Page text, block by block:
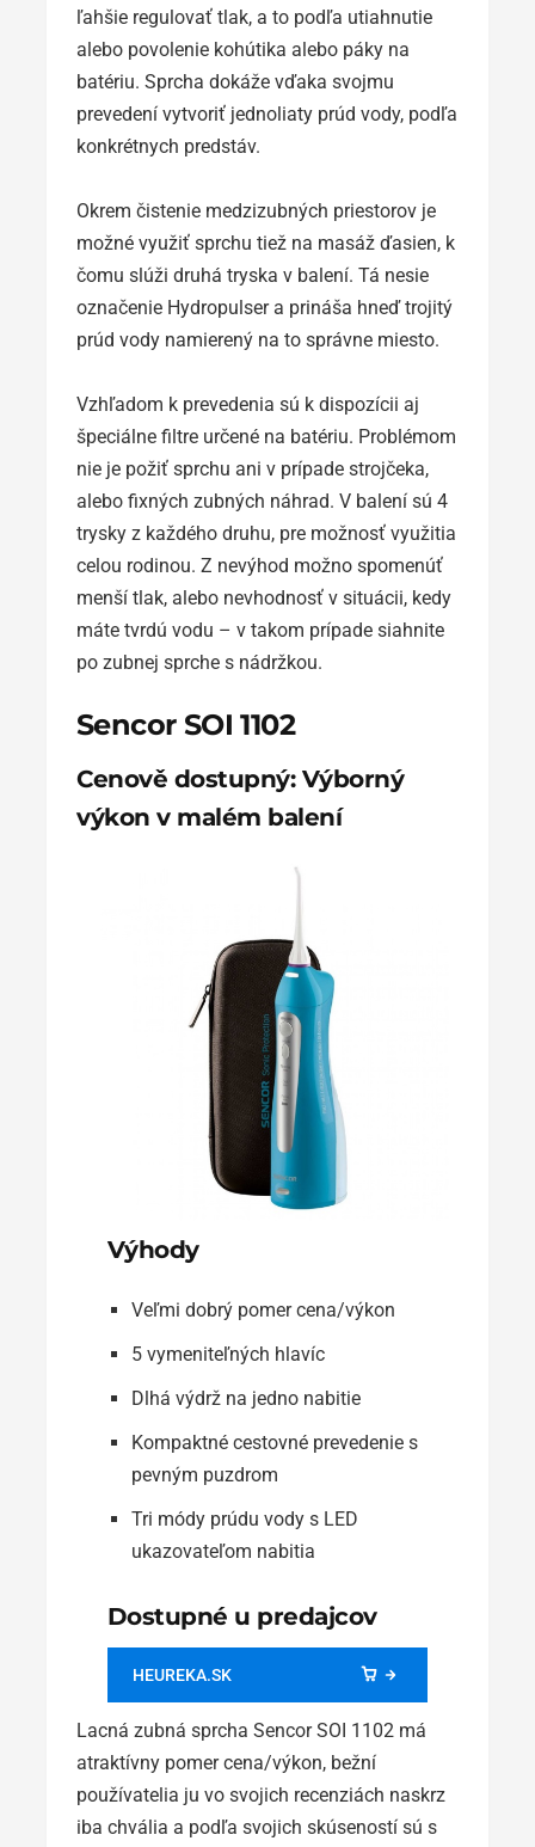
ľahšie regulovať tlak, a to podľa utiahnutie
alebo povolenie kohútika alebo páky na
batériu. Sprcha dokáže vďaka svojmu
prevedení vytvoriť jednoliaty prúd vody, podľa
konkrétnych predstáv.
Okrem čistenie medzizubných priestorov je
možné využiť sprchu tiež na masáž ďasien, k
čomu slúži druhá tryska v balení. Tá nesie
označenie Hydropulser a prináša hneď trojitý
prúd vody namierený na to správne miesto.
Vzhľadom k prevedenia sú k dispozícii aj
špeciálne filtre určené na batériu. Problémom
nie je požiť sprchu ani v prípade strojčeka,
alebo fixných zubných náhrad. V balení sú 4
trysky z každého druhu, pre možnosť využitia
celou rodinou. Z nevýhod možno spomenúť
menší tlak, alebo nevhodnosť v situácii, kedy
máte tvrdú vodu – v takom prípade siahnite
po zubnej sprche s nádržkou.
Sencor SOI 1102
Cenově dostupný: Výborný
výkon v malém balení
Výhody
Veľmi dobrý pomer cena/výkon
5 vymeniteľných hlavíc
Dlhá výdrž na jedno nabitie
Kompaktné cestovné prevedenie s
pevným puzdrom
Tri módy prúdu vody s LED
ukazovateľom nabitia
Dostupné u predajcov
HEUREKA.SK
Lacná zubná sprcha Sencor SOI 1102 má
atraktívny pomer cena/výkon, bežní
používatelia ju vo svojich recenziách naskrz
iba chvália a podľa svojich skúseností sú s